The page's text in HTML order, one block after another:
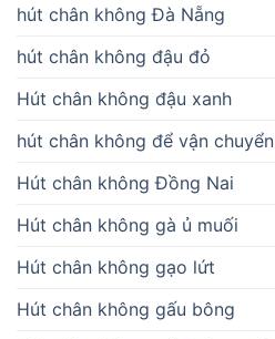
hút chân không Đà Nẵng
hút chân không đậu đỏ
Hút chân không đậu xanh
hút chân không để vận chuyển
Hút chân không Đồng Nai
Hút chân không gà ủ muối
Hút chân không gạo lứt
Hút chân không gấu bông